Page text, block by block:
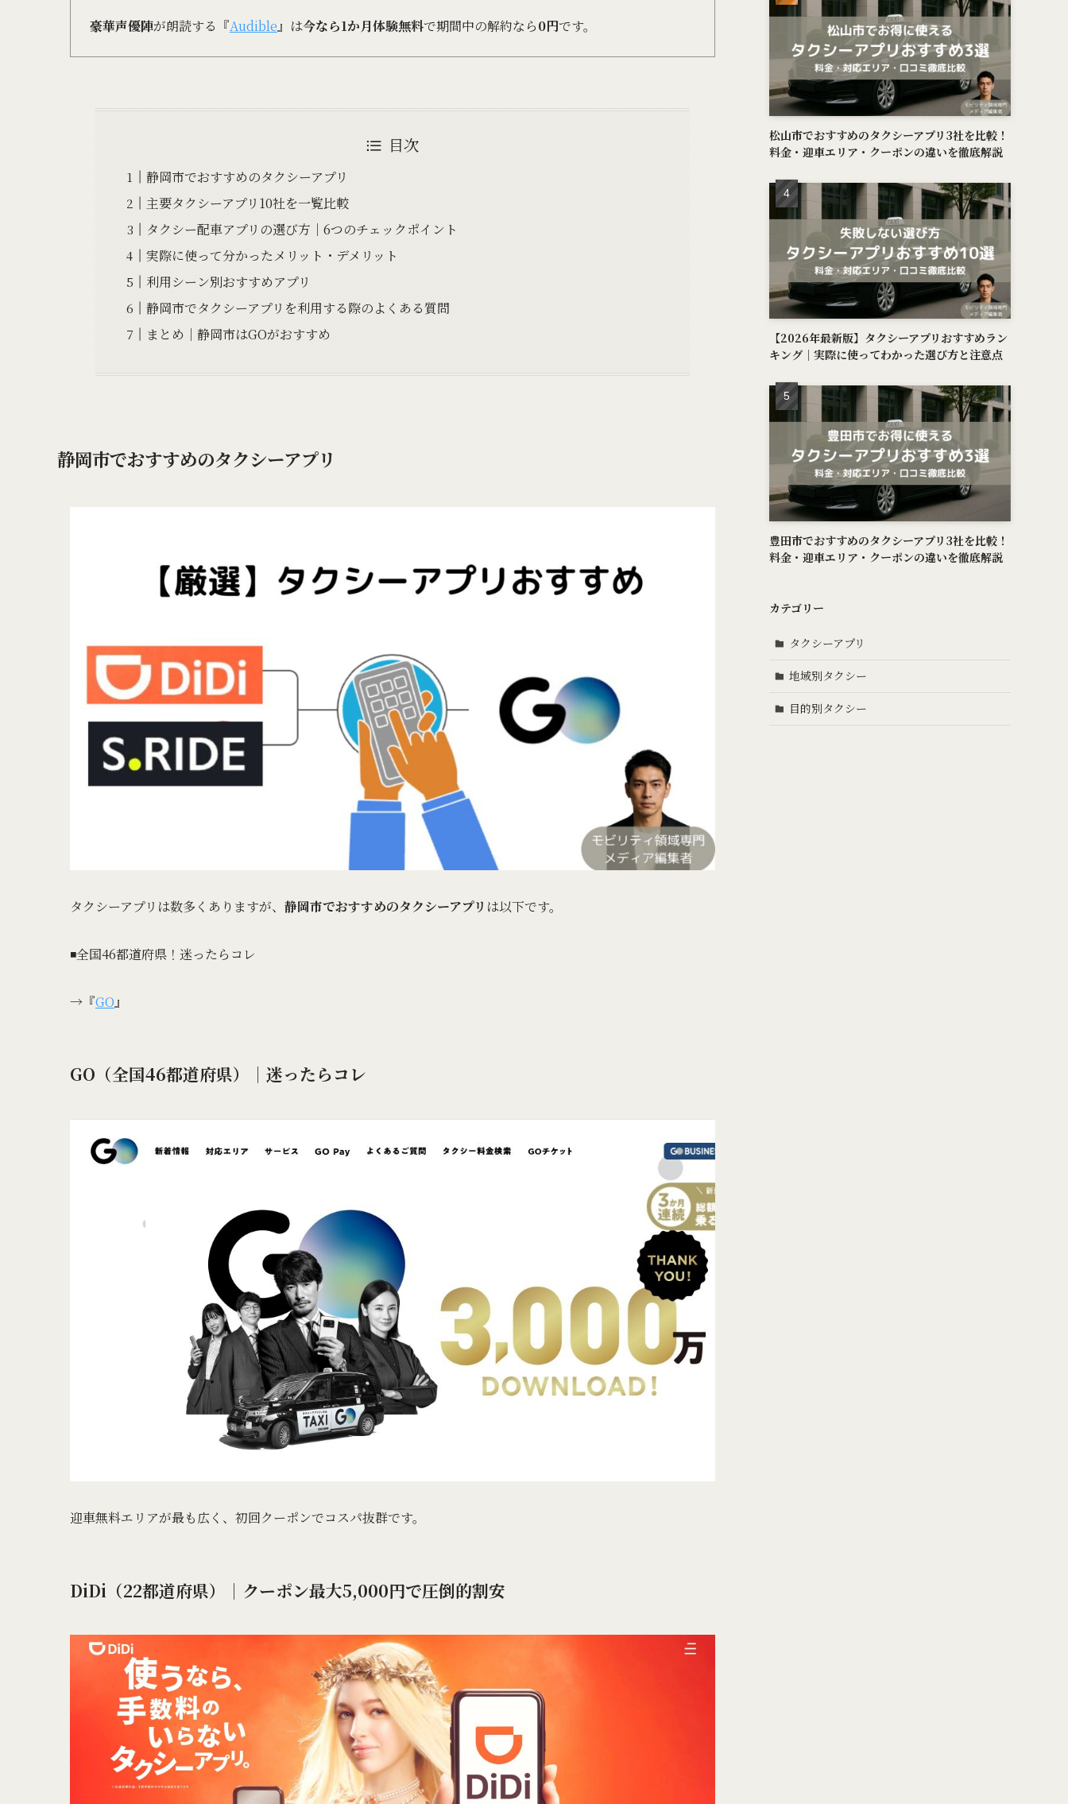
豪華声優陣が朗読する『Audible』は今なら1か月体験無料で期間中の解約なら0円です。
目次
静岡市でおすすめのタクシーアプリ
主要タクシーアプリ10社を一覧比較
タクシー配車アプリの選び方｜6つのチェックポイント
実際に使って分かったメリット・デメリット
利用シーン別おすすめアプリ
静岡市でタクシーアプリを利用する際のよくある質問
まとめ｜静岡市はGOがおすすめ
静岡市でおすすめのタクシーアプリ
タクシーアプリは数多くありますが、 静岡市でおすすめのタクシーアプリ は以下です。
◾️全国46都道府県！迷ったらコレ
→『GO』
GO（全国46都道府県）｜迷ったらコレ
迎車無料エリアが最も広く、初回クーポンでコスパ抜群です。
DiDi（22都道府県）｜クーポン最大5,000円で圧倒的割安
松山市でおすすめのタクシーアプリ3社を比較！
料金・迎車エリア・クーポンの違いを徹底解説
【2026年最新版】タクシーアプリおすすめラン
キング｜実際に使ってわかった選び方と注意点
豊田市でおすすめのタクシーアプリ3社を比較！
料金・迎車エリア・クーポンの違いを徹底解説
カテゴリー
タクシーアプリ
地域別タクシー
目的別タクシー